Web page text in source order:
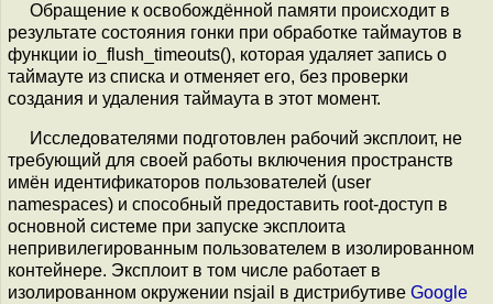
Обращение к освобождённой памяти происходит в
результате состояния гонки при обработке таймаутов в
функции io_flush_timeouts(), которая удаляет запись о
таймауте из списка и отменяет его, без проверки
создания и удаления таймаута в этот момент.
Исследователями подготовлен рабочий эксплоит, не
требующий для своей работы включения пространств
имён идентификаторов пользователей (user
namespaces) и способный предоставить root-доступ в
основной системе при запуске эксплоита
непривилегированным пользователем в изолированном
контейнере. Эксплоит в том числе работает в
изолированном окружении nsjail в дистрибутиве Google